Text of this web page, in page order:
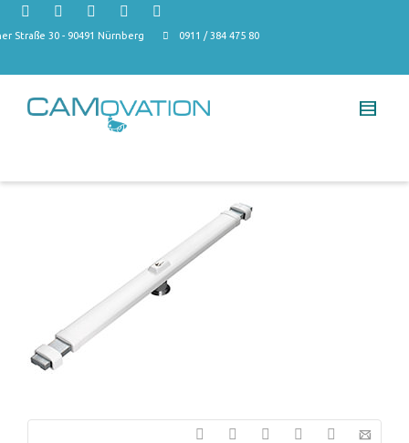
Straße 30 - 90491 Nürnberg 0911 / 384 475 80